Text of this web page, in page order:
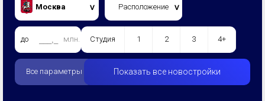
Москва Расположение
до млн. Студия 1 2 3 4+
Все параметры Показать все новостройки